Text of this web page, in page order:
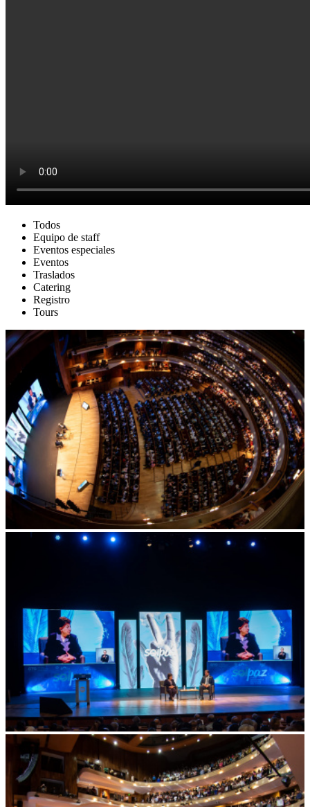
Todos
Equipo de staff
Eventos especiales
Eventos
Traslados
Catering
Registro
Tours